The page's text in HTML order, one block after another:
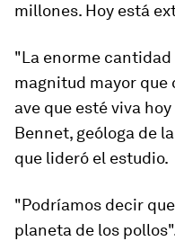
millones. Hoy está
"La enorme cantidad
magnitud mayor que
ave que esté viva
Bennet, geóloga de
que lideró el estudio.
"Podríamos decir que
planeta de los pollos